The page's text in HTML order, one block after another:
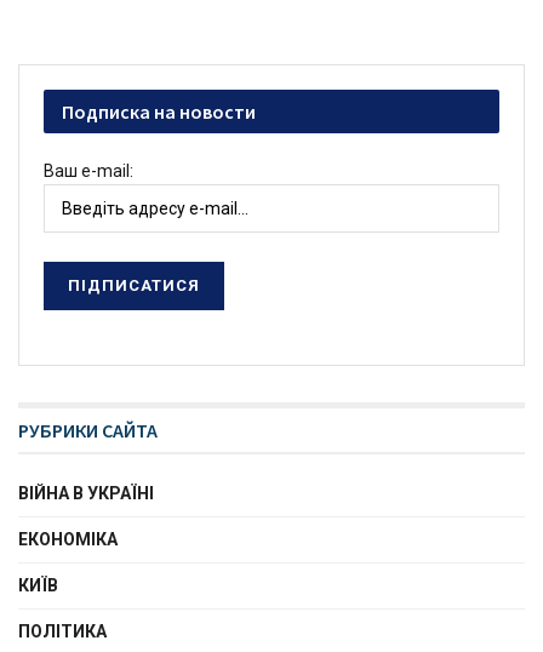
Подписка на новости
Ваш e-mail:
РУБРИКИ САЙТА
ВІЙНА В УКРАЇНІ
ЕКОНОМІКА
КИЇВ
ПОЛІТИКА